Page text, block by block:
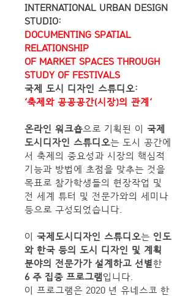
INTERNATIONAL URBAN DESIGN
STUDIO:
DOCUMENTING SPATIAL
RELATIONSHIP
OF MARKET SPACES THROUGH
STUDY OF FESTIVALS
국제 도시 디자인 스튜디오:
‘축제와 공공공간(시장)의 관계‘
온라인 워크숍으로 기획된 이 국제
도시디자인 스튜디오는 도시 공간에
서 축제의 중요성과 시장의 핵심적
기능과 방법에 초점을 맞추는 것을
목표로 참가학생들의 현장작업 및
전 세계 튜터 및 전문가와의 세미나
등으로 구성되었습니다.
이 국제도시디자인 스튜디오는 인도
와 한국 등의 도시 디자인 및 계획
분야의 전문가가 설계하고 선별한
6 주 집중 프로그램입니다.
이 프로그램은 2020 년 유네스코 한